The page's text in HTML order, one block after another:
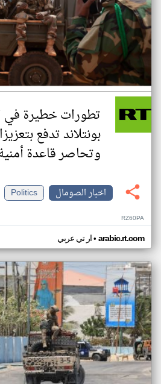
تطورات خطيرة في
بونتلاند تدفع
وتحاصر قاعدة
اخبار الصومال
Politics
RZ60PA
ار تي عربي• arabic.rt.com